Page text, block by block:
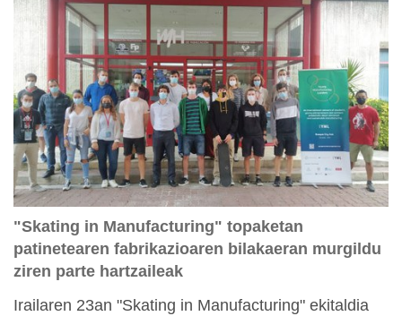
"Skating in Manufacturing" topaketan
patinetearen fabrikazioaren bilakaeran murgildu
ziren parte hartzaileak
Irailaren 23an "Skating in Manufacturing" ekitaldia